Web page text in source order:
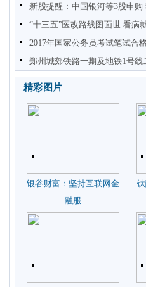
新股提醒：中国银河等3股申
“十三五”医改路线图面世 看病
2017年国家公务员考试笔试合
郑州城郊铁路一期及地铁1号
精彩图片
银谷财富：坚持互联网金
融服